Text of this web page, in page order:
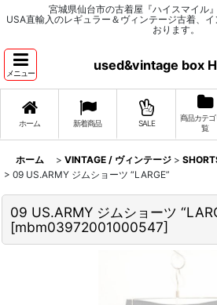
宮城県仙台市の古着屋『ハイスマイル
USA直輸入のレギュラー＆ヴィンテージ古着、
おります。
メニュー
used&vintage box
ホーム 新着商品 SALE
商品カテ
覧
ホーム > VINTAGE / ヴィンテージ >
> 09 US.ARMY ジムショーツ “LARGE”
09 US.ARMY ジムショーツ
[mbm03972001000547]